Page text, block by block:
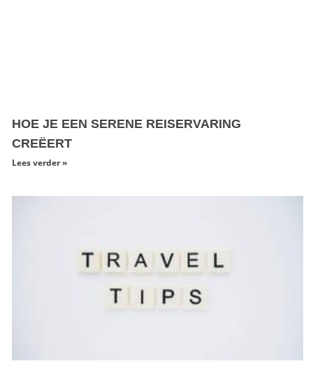
HOE JE EEN SERENE REISERVARING
CREËERT
Lees verder »